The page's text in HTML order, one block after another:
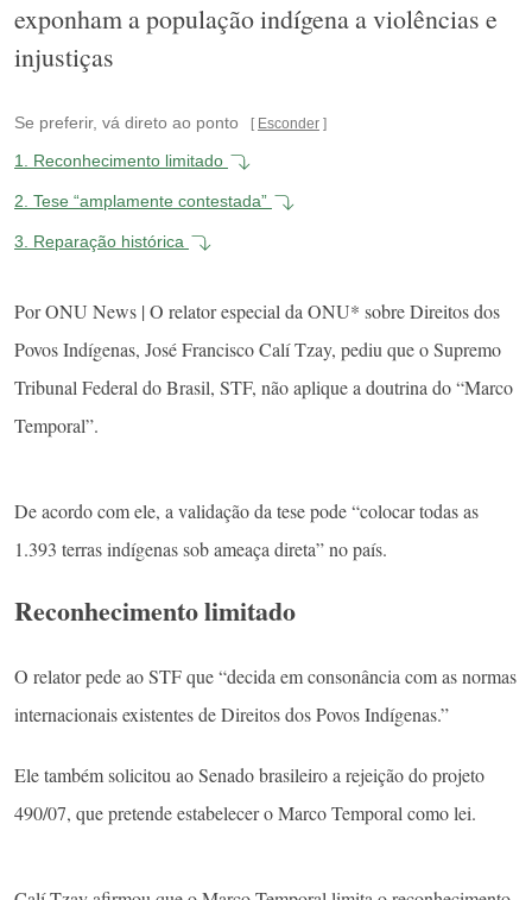
exponham a população indígena a violências e
injustiças
Se preferir, vá direto ao ponto Esconder
1. Reconhecimento limitado
2. Tese “amplamente contestada”
3. Reparação histórica
Por ONU News | O relator especial da ONU* sobre Direitos dos
Povos Indígenas, José Francisco Calí Tzay, pediu que o Supremo
Tribunal Federal do Brasil, STF, não aplique a doutrina do “Marco
Temporal”.
De acordo com ele, a validação da tese pode “colocar todas as
1.393 terras indígenas sob ameaça direta” no país.
Reconhecimento limitado
O relator pede ao STF que “decida em consonância com as normas
internacionais existentes de Direitos dos Povos Indígenas.”
Ele também solicitou ao Senado brasileiro a rejeição do projeto
490/07, que pretende estabelecer o Marco Temporal como lei.